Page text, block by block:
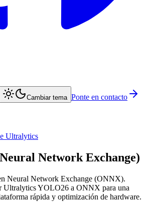
Cambiar tema Ponte en contacto
Ultralytics
Network Exchange)
Neural Network Exchange (ONNX).
Ultralytics YOLO26 a ONNX para una
rápida y optimización de hardware.